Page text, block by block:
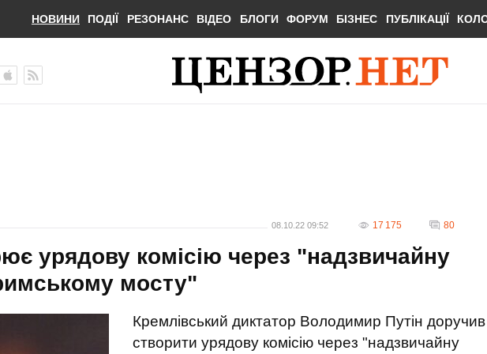
НОВИНИ ПОДІЇ РЕЗОНАНС ВІДЕО БЛОГИ ФОРУМ БІЗНЕС ПУБЛІКАЦІЇ
08.10.22 09:52 17 175 80
урядову комісію через "надзвичайну
мосту"
Кремлівський диктатор Володимир Путін доручив
створити урядову комісію через "надзвичайну